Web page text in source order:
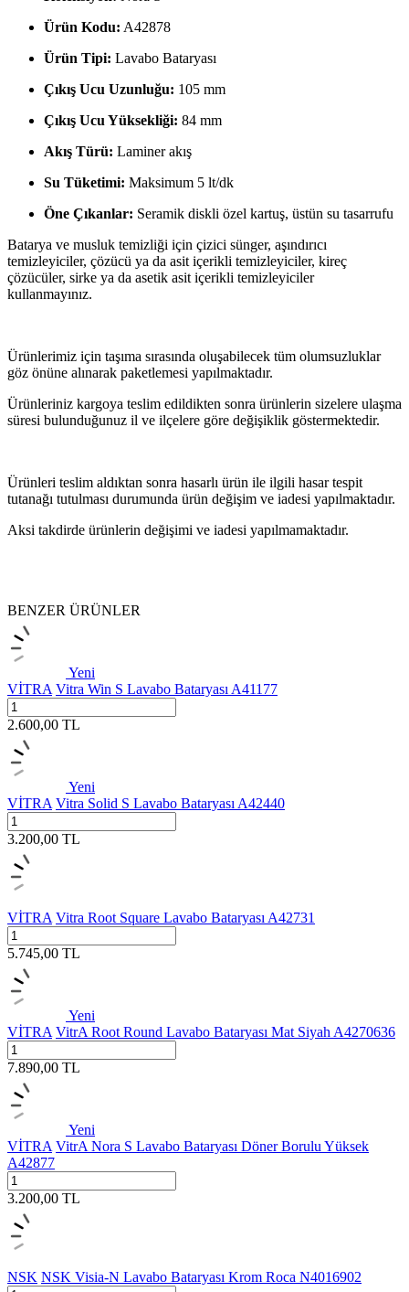
Ürün Kodu: A42878
Ürün Tipi: Lavabo Bataryası
Çıkış Ucu Uzunluğu: 105 mm
Çıkış Ucu Yüksekliği: 84 mm
Akış Türü: Laminer akış
Su Tüketimi: Maksimum 5 lt/dk
Öne Çıkanlar: Seramik diskli özel kartuş, üstün su tasarrufu
Batarya ve musluk temizliği için çizici sünger, aşındırıcı
temizleyiciler, çözücü ya da asit içerikli temizleyiciler, kireç
çözücüler, sirke ya da asetik asit içerikli temizleyiciler
kullanmayınız.
Ürünlerimiz için taşıma sırasında oluşabilecek tüm olumsuzluklar
göz önüne alınarak paketlemesi yapılmaktadır.
Ürünleriniz kargoya teslim edildikten sonra ürünlerin sizelere ulaşma
süresi bulunduğunuz il ve ilçelere göre değişiklik göstermektedir.
Ürünleri teslim aldıktan sonra hasarlı ürün ile ilgili hasar tespit
tutanağı tutulması durumunda ürün değişim ve iadesi yapılmaktadır.
Aksi takdirde ürünlerin değişimi ve iadesi yapılmamaktadır.
BENZER ÜRÜNLER
Yeni
VİTRA Vitra Win S Lavabo Bataryası A41177
2.600,00 TL
Yeni
VİTRA Vitra Solid S Lavabo Bataryası A42440
3.200,00 TL
VİTRA Vitra Root Square Lavabo Bataryası A42731
5.745,00 TL
Yeni
VİTRA VitrA Root Round Lavabo Bataryası Mat Siyah A4270636
7.890,00 TL
Yeni
VİTRA VitrA Nora S Lavabo Bataryası Döner Borulu Yüksek
A42877
3.200,00 TL
NSK NSK Visia-N Lavabo Bataryası Krom Roca N4016902